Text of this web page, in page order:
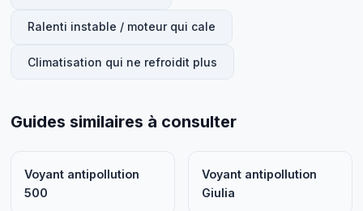
Ralenti instable / moteur qui cale
Climatisation qui ne refroidit plus
Guides similaires à consulter
Voyant antipollution
500
Voyant antipollution
Giulia